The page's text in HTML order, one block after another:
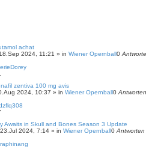
achat
2024, 11:21 » in Wiener Opernball0
zentiva 100 mg avis
2024, 10:37 » in Wiener Opernball0 Antworten
Awaits in Skull and Bones Season 3 Update
2024, 7:14 » in Wiener Opernball0 Antworten